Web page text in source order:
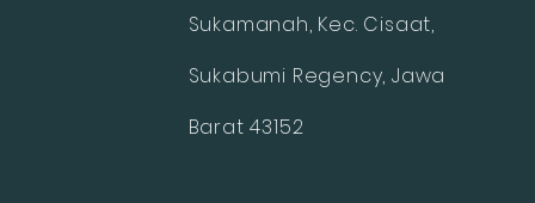
Sukamanah, Kec. Cisaat,
Sukabumi Regency, Jawa
Barat 43152